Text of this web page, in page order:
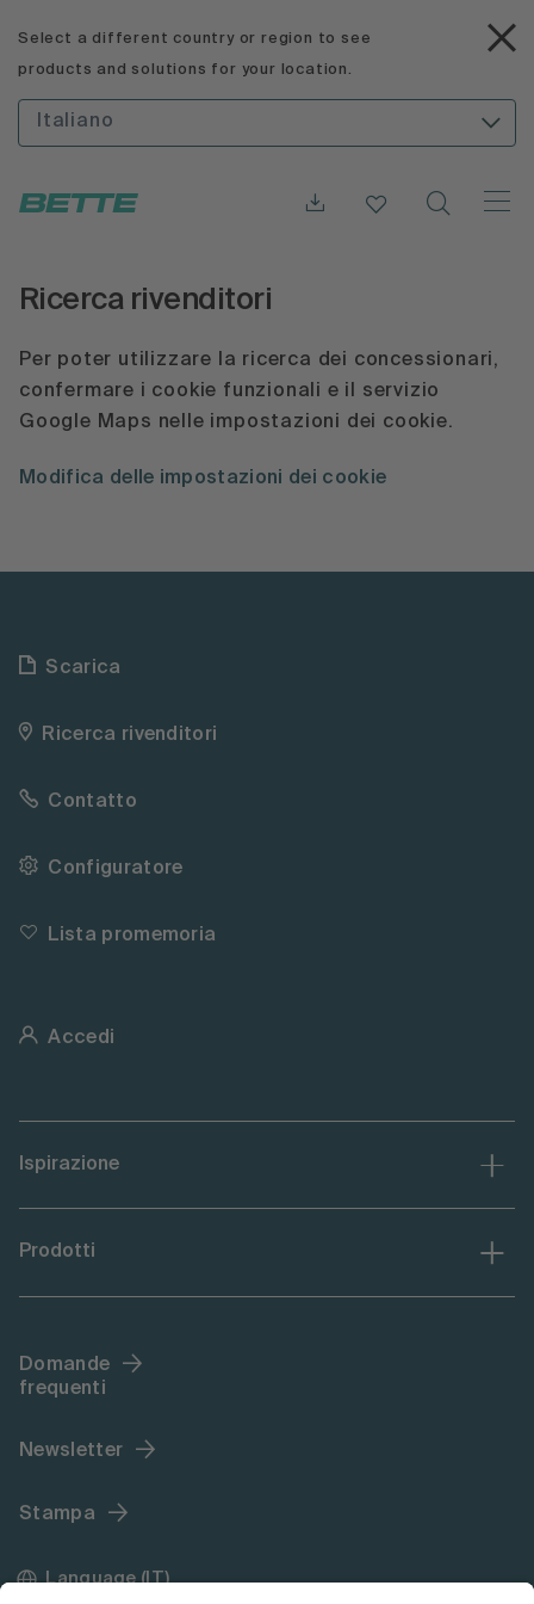
Select a different country or region to see
products and solutions for your location.
Italiano
Ricerca rivenditori
Per poter utilizzare la ricerca dei concessionari,
confermare i cookie funzionali e il servizio
Google Maps nelle impostazioni dei cookie.
Modifica delle impostazioni dei cookie
Scarica
Ricerca rivenditori
Contatto
Configuratore
Lista promemoria
Accedi
Ispirazione
Prodotti
Domande
frequenti
Newsletter
Stampa
Language (IT)